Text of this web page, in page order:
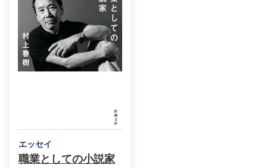
エッセイ
職業としての小説家